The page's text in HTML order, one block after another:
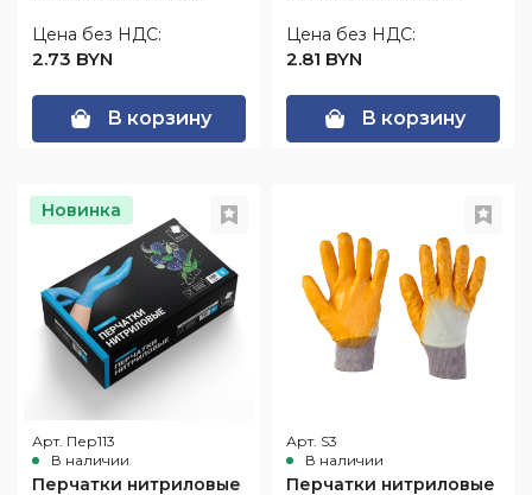
работах
Цена без НДС:
2.73 BYN
В корзину
Цена без НДС:
2.81 BYN
В корзину
Новинка
Арт. Пер113
В наличии
Перчатки нитриловые
Арт. S3
В наличии
Перчатки нитриловые